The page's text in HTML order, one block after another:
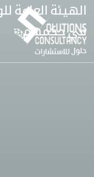
الهيئة العامة
في حكمهم